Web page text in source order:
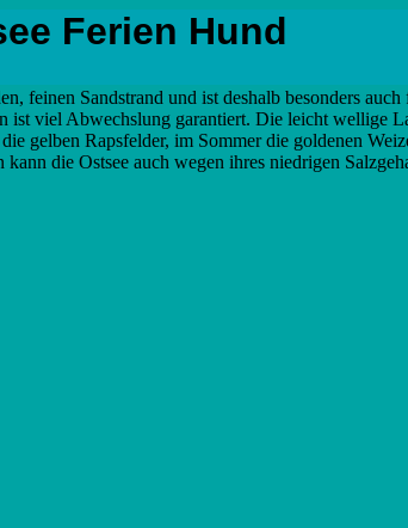
Ferien Hund
feinen Sandstrand und ist deshalb besonders
ist viel Abwechslung garantiert. Die leicht wellige
gelben Rapsfelder, im Sommer die goldenen
die Ostsee auch wegen ihres niedrigen